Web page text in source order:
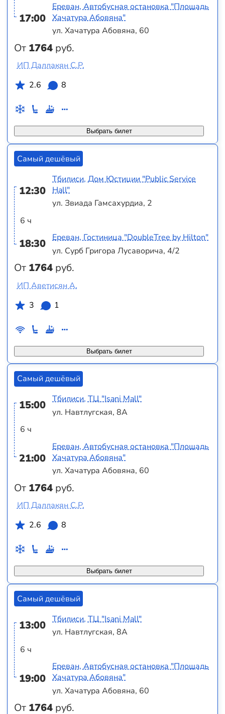
17:00
От 1764 руб.
Ереван, Автобусная остановка "Площадь
Хачатура Абовяна"
ул. Хачатура Абовяна, 60
Выбрать билет
ИП Даллакян С.Р.
2.6
8
Самый дешёвый
12:30
6 ч
18:30
От 1764 руб.
Тбилиси, Дом Юстиции "Public Service
Hall"
ул. Звиада Гамсахурдиа, 2
Ереван, Гостиница "DoubleTree by Hilton"
ул. Сурб Григора Лусаворича, 4/2
Выбрать билет
ИП Аветисян А.
3
1
Самый дешёвый
15:00
6 ч
21:00
От 1764 руб.
Тбилиси, ТЦ "Isani Mall"
ул. Навтлугская, 8А
Ереван, Автобусная остановка "Площадь
Хачатура Абовяна"
ул. Хачатура Абовяна, 60
Выбрать билет
ИП Даллакян С.Р.
2.6
8
Самый дешёвый
13:00
6 ч
19:00
От 1764 руб.
Тбилиси, ТЦ "Isani Mall"
ул. Навтлугская, 8А
Ереван, Автобусная остановка "Площадь
Хачатура Абовяна"
ул. Хачатура Абовяна, 60